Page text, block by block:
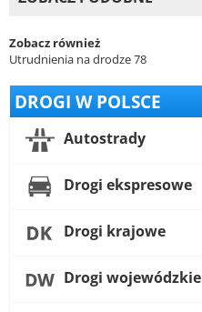
Zobacz również
Utrudnienia na drodze 78
DROGI W POLSCE
Autostrady
Drogi ekspresowe
Drogi krajowe
Drogi wojewódzkie